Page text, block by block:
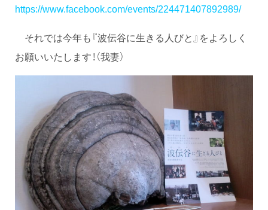
https://www.facebook.com/events/224471407892989/
それでは今年も『波伝谷に生きる人びと』をよろしく
お願いいたします！（我妻）